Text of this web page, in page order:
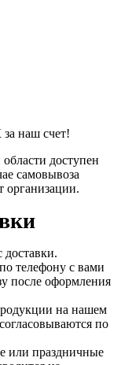
наш счет!
доступен
самовывоза
организации.
доставки.
телефону с вами
после оформления
на нашем
по
или праздничные